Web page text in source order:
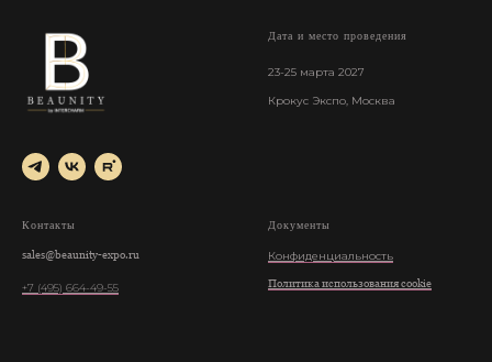
Дата и место проведения
23-25 марта 2027
Крокус Экспо, Москва
Контакты
sales@beaunity-expo.ru
+7 (495) 664-49-55
Документы
Конфиденциальность
Политика использования cookie